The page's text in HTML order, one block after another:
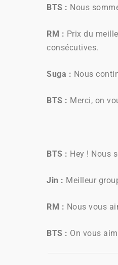
BTS : Nous
RM : Prix du
consécutives.
Suga : Nous
BTS : Merci, on
BTS : Hey ! Nous
Jin : Meilleur
RM : Nous vous
BTS : On vous